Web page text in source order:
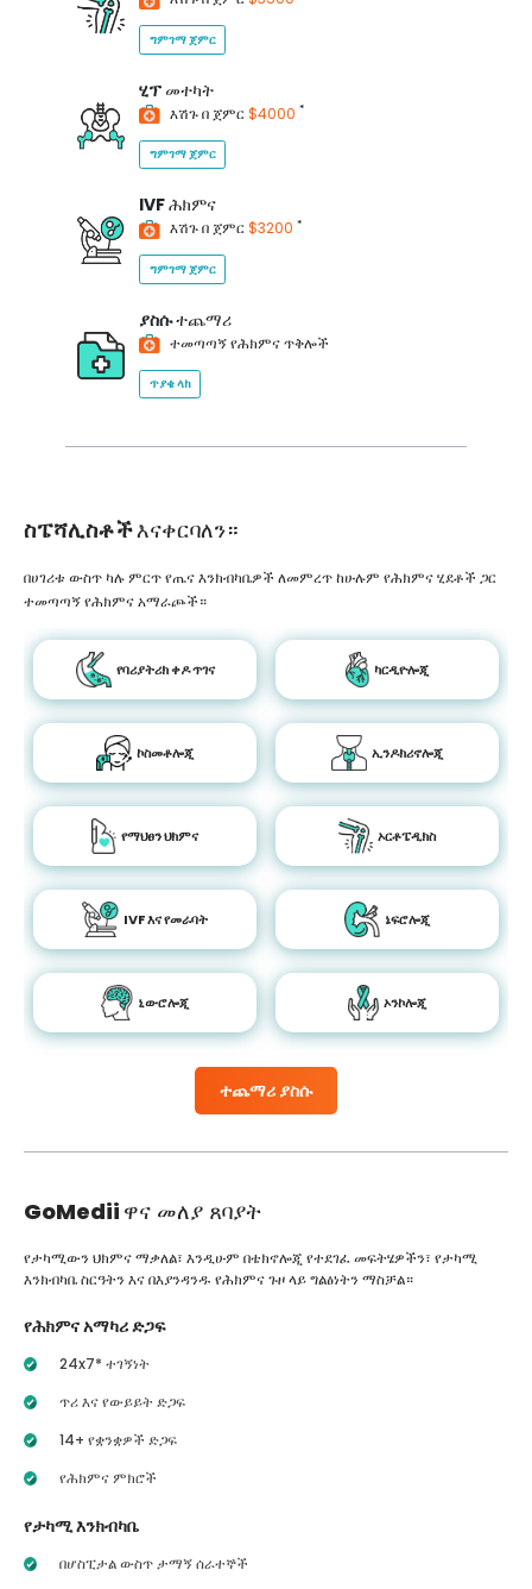
ግምገማ ጀምር
ሂፕመተካት
እሽጉ በ ጀምር$4000 *
ግምገማ ጀምር
IVFሕክምና
እሽጉ በ ጀምር$3200 *
ግምገማ ጀምር
ያስሱተጨማሪ
ተመጣጣኝ የሕክምና ጥቅሎች
ጥያቄ ላክ
ስፔሻሊስቶችእናቀርባለን።
ተጨማሪ ያስሱ
በሀገሪቱ ውስጥ ካሉ ምርጥ የጤና እንክብካቤዎች ለመምረጥ ከሁሉም የሕክምና ሂደቶች ጋር
ተመጣጣኝ የሕክምና አማራጮች።
የባሪያትሪክ ቀዶ ጥገና ካርዲዮሎጂ
ኮስመቶሎጂ ኢንዶክሪኖሎጂ
የማህፀን ህክምና ኦርቶፔዲክስ
IVF እና የመራባት ኔፍሮሎጂ
ኒውሮሎጂ ኦንኮሎጂ
GoMedii ዋና መለያ ጸባያት
የታካሚውን ህክምና ማቃለል፣ እንዲሁም በቴክኖሎጂ የተደገፈ መፍትሄዎችን፣ የታካሚ
እንክብካቤ ስርዓትን እና በእያንዳንዱ የሕክምና ጉዞ ላይ ግልፅነትን ማስቻል።
የሕክምና አማካሪ ድጋፍ
24x7* ተገኝነት
ጥሪ እና የውይይት ድጋፍ
14+ የቋንቋዎች ድጋፍ
የሕክምና ምክሮች
የታካሚ እንክብካቤ
በሆስፒታል ውስጥ ታማኝ ሰራተኞች